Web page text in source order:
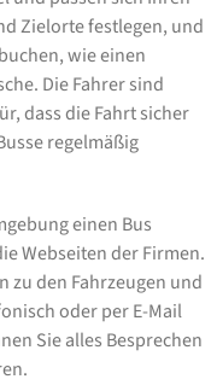
Zielorte festlegen, und
wie einen
Die Fahrer sind
dass die Fahrt sicher
regelmäßig
einen Bus
Webseiten der Firmen.
zu den Fahrzeugen und
oder per E-Mail
Sie alles Besprechen